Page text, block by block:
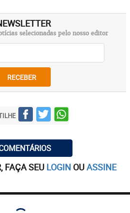
selecionadas pelo nosso editor
RECEBER
FAÇA SEU LOGIN OUASSINE